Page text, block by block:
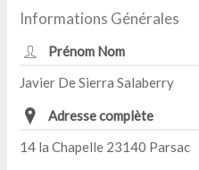
Informations Générales
Prénom Nom
Javier De Sierra Salaberry
Adresse complète
14 la Chapelle 23140 Parsac